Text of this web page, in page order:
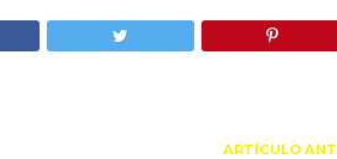
ARTÍCULO